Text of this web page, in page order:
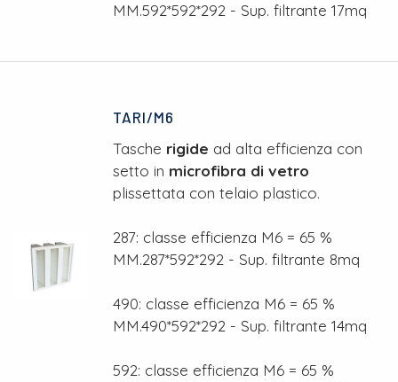
MM.592*592*292 - Sup. filtrante 17mq
TARI/M6
Tasche rigide ad alta efficienza con
setto in microfibra di vetro
plissettata con telaio plastico.
287: classe efficienza M6 = 65 %
MM.287*592*292 - Sup. filtrante 8mq
490: classe efficienza M6 = 65 %
MM.490*592*292 - Sup. filtrante 14mq
592: classe efficienza M6 = 65 %